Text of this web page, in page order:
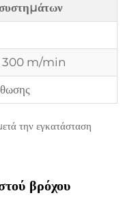
300 m/min
την εγκατάσταση
βρόχου